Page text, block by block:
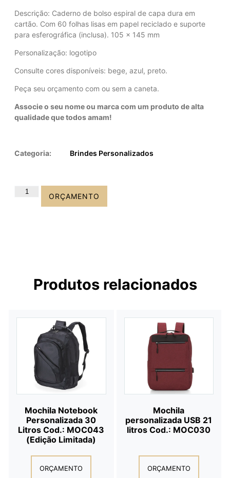
Descrição: Caderno de bolso espiral de capa dura em
cartão. Com 60 folhas lisas em papel reciclado e suporte
para esferográfica (inclusa). 105 x 145 mm
Personalização: logotipo
Consulte cores disponíveis: bege, azul, preto.
Peça seu orçamento com ou sem a caneta.
Associe o seu nome ou marca com um produto de alta
qualidade que todos amam!
Categoria: Brindes Personalizados
ORÇAMENTO
Produtos relacionados
Mochila Notebook
Personalizada 30
Litros Cod.: MOC043
(Edição Limitada)
ORÇAMENTO
Mochila
personalizada USB 21
litros Cod.: MOC030
ORÇAMENTO